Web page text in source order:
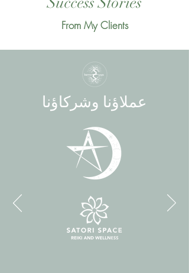
From My Clients
عملاؤنا وشركاؤنا